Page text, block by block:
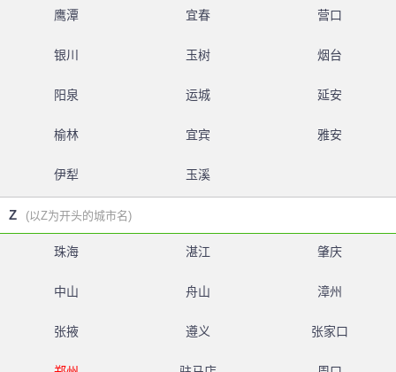
鹰潭 宜春 营口
银川 玉树 烟台
阳泉 运城 延安
榆林 宜宾 雅安
伊犁 玉溪
Z (以Z为开头的城市名)
珠海 湛江 肇庆
中山 舟山 漳州
张掖 遵义 张家口